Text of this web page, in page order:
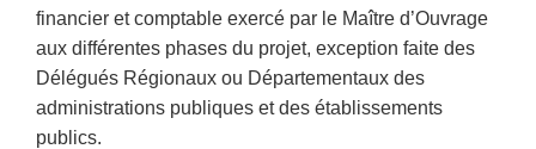
financier et comptable exercé par le Maître d’Ouvrage
aux différentes phases du projet, exception faite des
Délégués Régionaux ou Départementaux des
administrations publiques et des établissements
publics.